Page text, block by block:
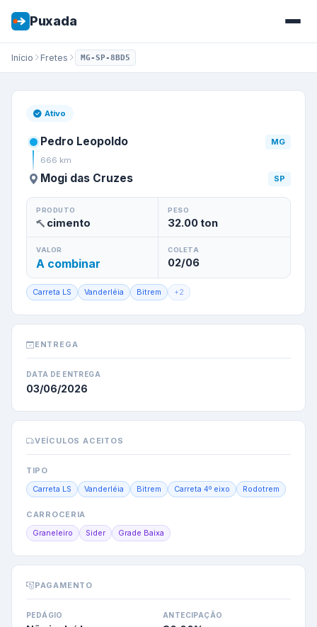
Puxada
Início Fretes MG-SP-8BD5
Frete de
Ativo
Pedro Leopoldo
MG
666 km
Mogi das Cruzes SP
PRODUTO
cimento
PESO
32.00ton
VALOR
A combinar
COLETA
02/06
Carreta LS Vanderléia Bitrem +2
ENTREGA
DATA DE ENTREGA
03/06/2026
VEÍCULOS ACEITOS
TIPO
Carreta LS Vanderléia Bitrem Carreta 4º eixo Rodotrem
CARROCERIA
Graneleiro Sider Grade Baixa
PAGAMENTO
PEDÁGIO ANTECIPAÇÃO